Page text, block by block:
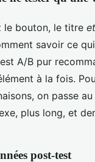
le bouton, le titre et
savoir ce
A/B pur
à la fois.
on passe
plus long, et
post-test